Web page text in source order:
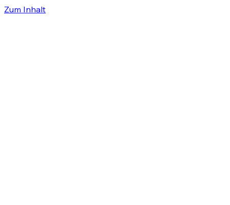
Zum Inhalt